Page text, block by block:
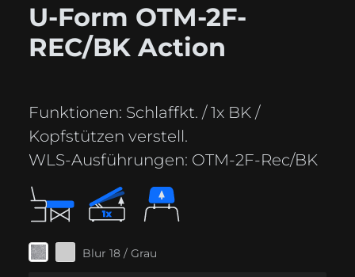
U-Form OTM-2F-
REC/BK Action
Funktionen: Schlaffkt. / 1x BK /
Kopfstützen verstell.
WLS-Ausführungen: OTM-2F-Rec/BK
Blur 18 / Grau